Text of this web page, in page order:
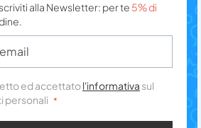
alla Newsletter: per te 5% di
ed accettatol'informativa sul
personali